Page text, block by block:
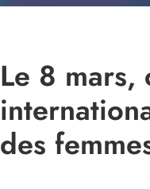
Le 8 mars,
des